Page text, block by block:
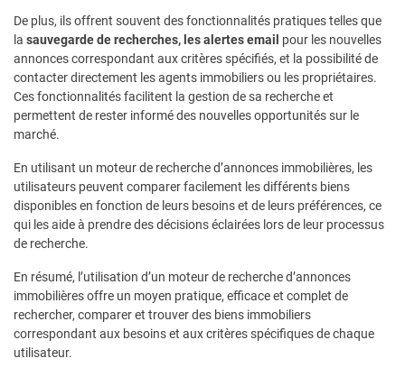
De plus, ils offrent souvent des fonctionnalités pratiques telles que
la sauvegarde de recherches, les alertes email pour les nouvelles
annonces correspondant aux critères spécifiés, et la possibilité de
contacter directement les agents immobiliers ou les propriétaires.
Ces fonctionnalités facilitent la gestion de sa recherche et
permettent de rester informé des nouvelles opportunités sur le
marché.
En utilisant un moteur de recherche d’annonces immobilières, les
utilisateurs peuvent comparer facilement les différents biens
disponibles en fonction de leurs besoins et de leurs préférences, ce
qui les aide à prendre des décisions éclairées lors de leur processus
de recherche.
En résumé, l’utilisation d’un moteur de recherche d’annonces
immobilières offre un moyen pratique, efficace et complet de
rechercher, comparer et trouver des biens immobiliers
correspondant aux besoins et aux critères spécifiques de chaque
utilisateur.